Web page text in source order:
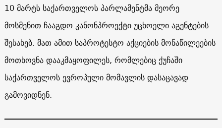
10 მარტს საქართველოს პარლამენტმა მეორე
მოსმენით ჩააგდო კანონპროექტი უცხოელი აგენტების
შესახებ. მათ ამით საპროტესტო აქციების მონაწილეების
მოთხოვნა დააკმაყოფილეს, რომლებიც ქუჩაში
საქართველოს ევროპული მომავლის დასაცავად
გამოვიდნენ.